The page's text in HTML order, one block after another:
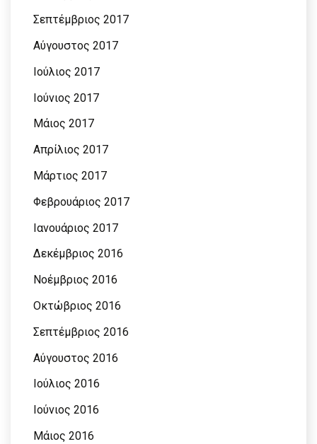
Σεπτέμβριος 2017
Αύγουστος 2017
Ιούλιος 2017
Ιούνιος 2017
Μάιος 2017
Απρίλιος 2017
Μάρτιος 2017
Φεβρουάριος 2017
Ιανουάριος 2017
Δεκέμβριος 2016
Νοέμβριος 2016
Οκτώβριος 2016
Σεπτέμβριος 2016
Αύγουστος 2016
Ιούλιος 2016
Ιούνιος 2016
Μάιος 2016